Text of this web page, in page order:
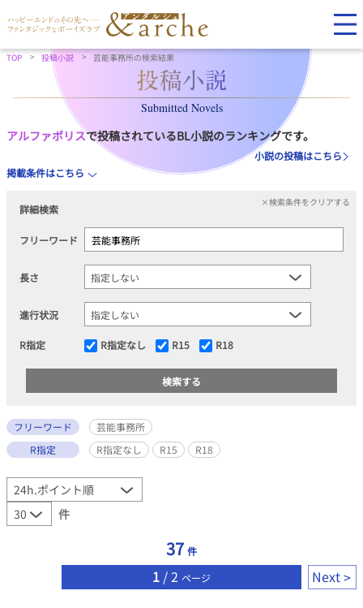
TOP 投稿小説 芸能事務所の検索結果
Submitted Novels
アルファポリスで投稿されているBL小説のランキングです。
小説の投稿はこちら
掲載条件はこちら
詳細検索
×検索条件をクリアする
フリーワード
長さ
進行状況
R指定 R指定なし R15 R18
フリーワード
芸能事務所
R指定
R指定なし R15 R18
件
37 件
1 / 2 ページ Next